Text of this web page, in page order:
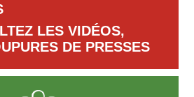
LES VIDÉOS,
DE PRESSES